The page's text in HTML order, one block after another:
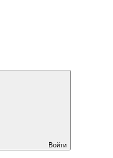
Войти